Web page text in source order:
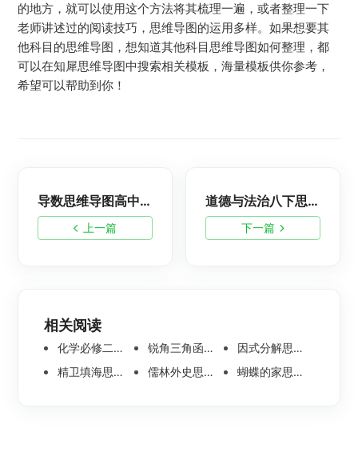
的地方，就可以使用这个方法将其梳理一遍，或者整理一下
老师讲述过的阅读技巧，思维导图的运用多样。如果想要其
他科目的思维导图，想知道其他科目思维导图如何整理，都
可以在知犀思维导图中搜索相关模板，海量模板供你参考，
希望可以帮助到你！
上一篇
导数思维导图高中，简单漂亮的模板分享
下一篇
道德与法治八下思维导图，高清漂亮模板分享
相关阅读
化学必修二思维导图合集，高中高清化学思维导图整理 锐角三角函数思维导图 | 数学思维导图分享
因式分解思维导图高清版-数学思维导图模板分享
精卫填海思维导图怎么画？高清版精卫填海思维导图模板分享
儒林外史思维导图大全|高清版免费思维导图模板 蝴蝶的家思维导图怎么画？高清版蝴蝶的家思维导图分享